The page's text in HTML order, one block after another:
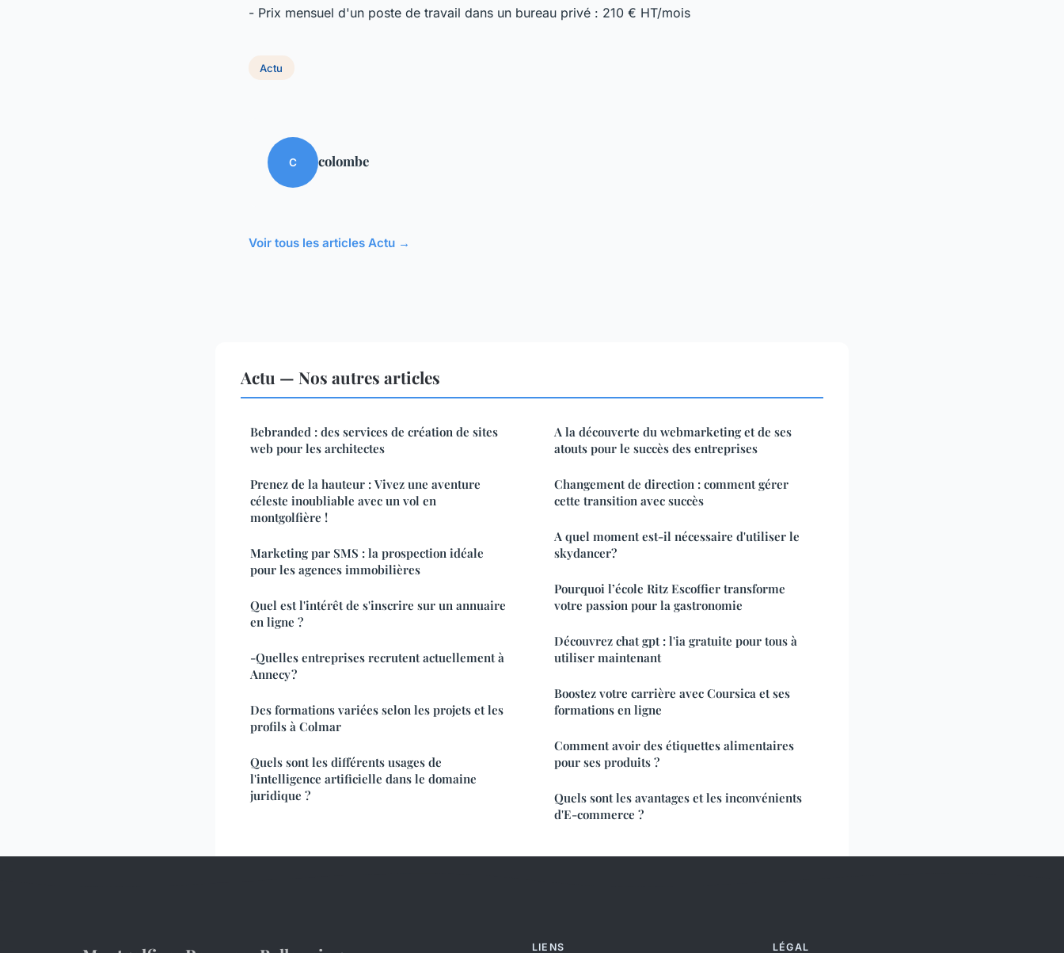
- Prix mensuel d'un poste de travail dans un bureau privé : 210 € HT/mois
Actu
C colombe
Voir tous les articles Actu →
Actu — Nos autres articles
Bebranded : des services de création de sites
web pour les architectes
Prenez de la hauteur : Vivez une aventure
céleste inoubliable avec un vol en
montgolfière !
Marketing par SMS : la prospection idéale
pour les agences immobilières
Quel est l'intérêt de s'inscrire sur un annuaire
en ligne ?
-Quelles entreprises recrutent actuellement à
Annecy ?
Des formations variées selon les projets et les
profils à Colmar
Quels sont les différents usages de
l'intelligence artificielle dans le domaine
juridique ?
A la découverte du webmarketing et de ses
atouts pour le succès des entreprises
Changement de direction : comment gérer
cette transition avec succès
A quel moment est-il nécessaire d'utiliser le
skydancer?
Pourquoi l’école Ritz Escoffier transforme
votre passion pour la gastronomie
Découvrez chat gpt : l'ia gratuite pour tous à
utiliser maintenant
Boostez votre carrière avec Coursica et ses
formations en ligne
Comment avoir des étiquettes alimentaires
pour ses produits ?
Quels sont les avantages et les inconvénients
d'E-commerce ?
LIENS LÉGAL